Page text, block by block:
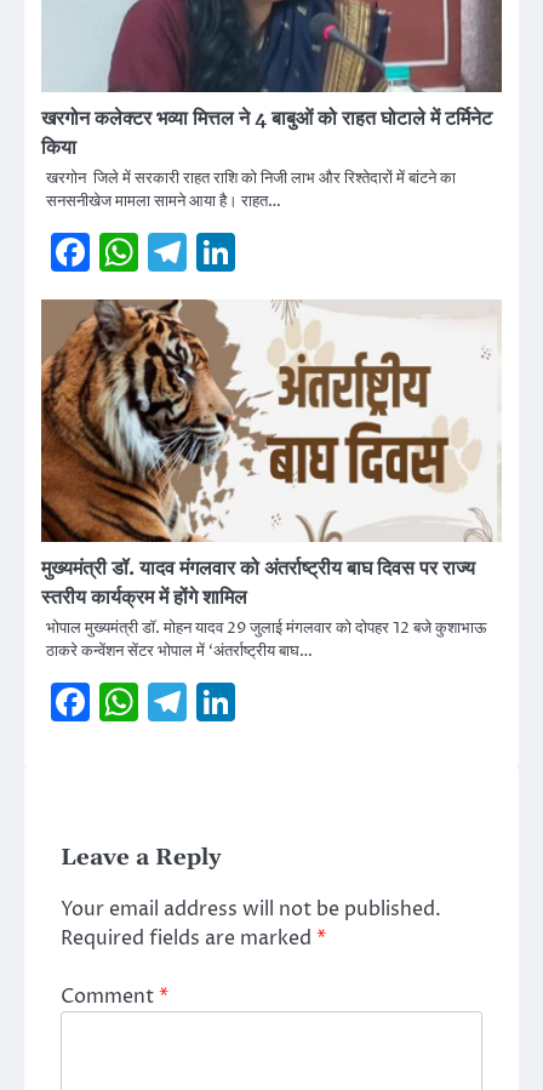
खरगोन कलेक्टर भव्या मित्तल ने 4 बाबुओं को राहत घोटाले में टर्मिनेट
किया
खरगोन जिले में सरकारी राहत राशि को निजी लाभ और रिश्तेदारों में बांटने का
सनसनीखेज मामला सामने आया है। राहत…
Facebook
WhatsApp
Telegram
मुख्यमंत्री डॉ. यादव मंगलवार को अंतर्राष्ट्रीय बाघ दिवस पर राज्य
स्तरीय कार्यक्रम में होंगे शामिल
भोपाल मुख्यमंत्री डॉ. मोहन यादव 29 जुलाई मंगलवार को दोपहर 12 बजे कुशाभाऊ
ठाकरे कन्वेंशन सेंटर भोपाल में ‘अंतर्राष्ट्रीय बाघ…
Facebook
WhatsApp
Telegram
Leave a Reply
Your email address will not be published.
Required fields are marked *
Comment*